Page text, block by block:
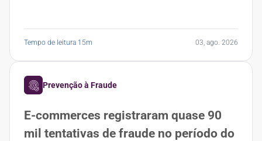
Tempo de leitura 15m 03, ago. 2026
Prevenção à Fraude
E-commerces registraram quase 90
mil tentativas de fraude no período do